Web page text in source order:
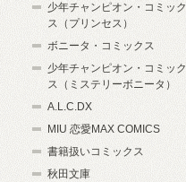
少年チャンピオン・コミック
ス（プリンセス）
ボニータ・コミックス
少年チャンピオン・コミック
ス（ミステリーボニータ）
A.L.C.DX
MIU 恋愛MAX COMICS
書籍扱いコミックス
秋田文庫